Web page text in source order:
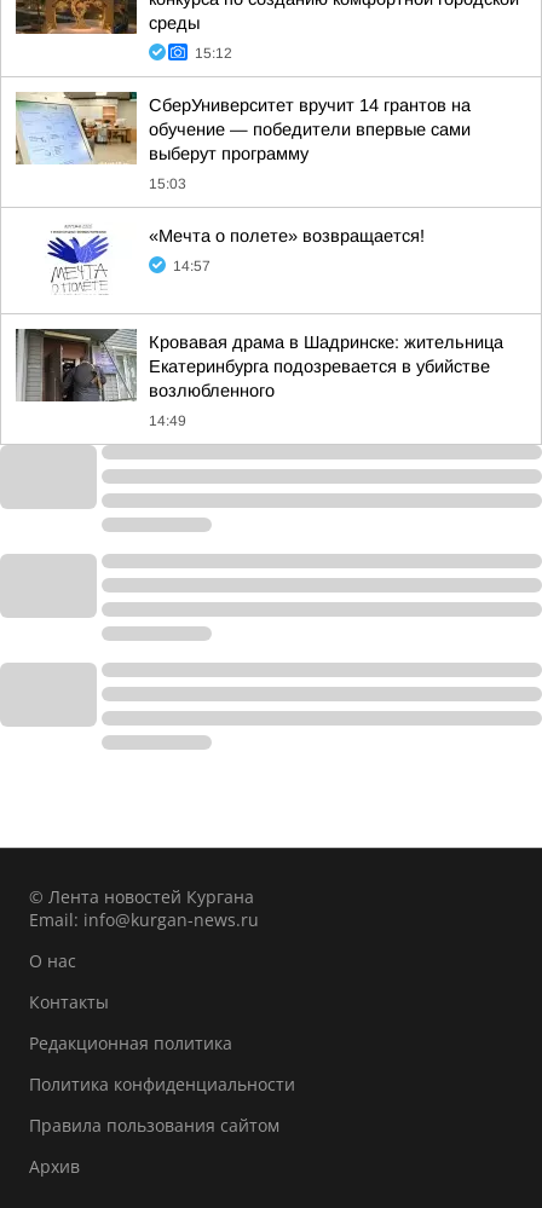
среды
15:12
СберУниверситет вручит 14 грантов на
обучение — победители впервые сами
выберут программу
15:03
«Мечта о полете» возвращается!
14:57
Кровавая драма в Шадринске: жительница
Екатеринбурга подозревается в убийстве
возлюбленного
14:49
© Лента новостей Кургана
Email: info@kurgan-news.ru
О нас
Контакты
Редакционная политика
Политика конфиденциальности
Правила пользования сайтом
Архив